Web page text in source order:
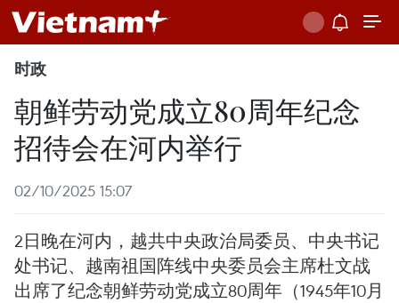
时政
朝鲜劳动党成立80周年纪念
招待会在河内举行
02/10/2025 15:07
2日晚在河内，越共中央政治局委员、中央书记
处书记、越南祖国阵线中央委员会主席杜文战
出席了纪念朝鲜劳动党成立80周年（1945年10月